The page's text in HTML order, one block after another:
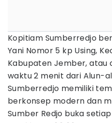
Kopitiam Sumberredjo
Yani Nomor 5 kp Using,
Kabupaten Jember,
waktu 2 menit dari Alun-
Sumberredjo memiliki
berkonsep modern dan
Sumber Redjo buka